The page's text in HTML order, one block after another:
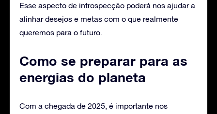
Esse aspecto de introspecção poderá nos ajudar a
alinhar desejos e metas com o que realmente
queremos para o futuro.
Como se preparar para as
energias do planeta
Com a chegada de 2025, é importante nos